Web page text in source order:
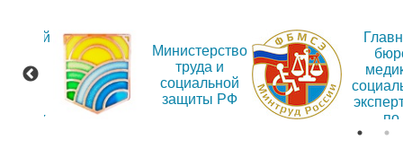
Министерство
труда и
социальной
защиты РФ
по